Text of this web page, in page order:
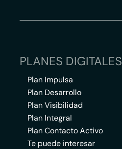
PLANES DIGITALES
Plan Impulsa
Plan Desarrollo
Plan Visibilidad
Plan Integral
Plan Contacto Activo
Te puede interesar